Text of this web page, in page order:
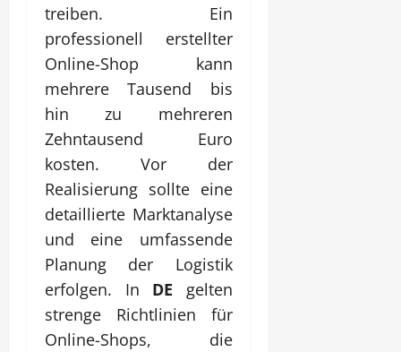
treiben. Ein
professionell erstellter
Online-Shop kann
mehrere Tausend bis
hin zu mehreren
Zehntausend Euro
kosten. Vor der
Realisierung sollte eine
detaillierte Marktanalyse
und eine umfassende
Planung der Logistik
erfolgen. In DE gelten
strenge Richtlinien für
Online-Shops, die